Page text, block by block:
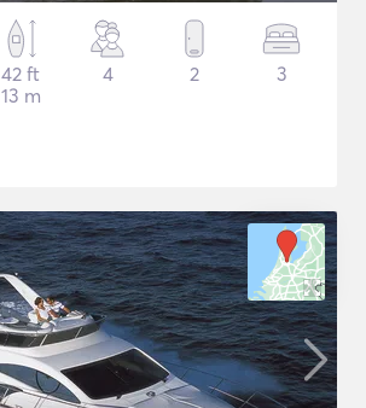
42 ft
13 m
4 2 3